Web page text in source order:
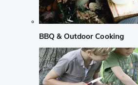
BBQ & Outdoor Cooking